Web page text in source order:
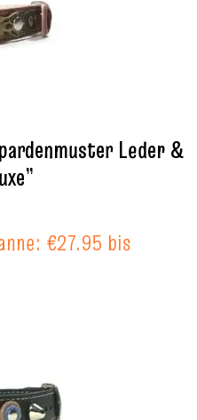
Leder &
€27.95 bis